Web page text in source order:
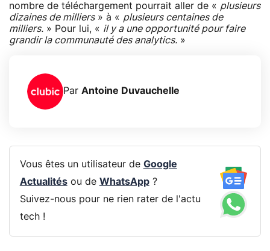
nombre de téléchargement pourrait aller de « plusieurs
dizaines de milliers» à « plusieurs centaines de
milliers. » Pour lui, « il y a une opportunité pour faire
grandir la communauté des analytics. »
Par Antoine Duvauchelle
Vous êtes un utilisateur de Google
Actualitésou de WhatsApp?
Suivez-nous pour ne rien rater de l'actu
tech !